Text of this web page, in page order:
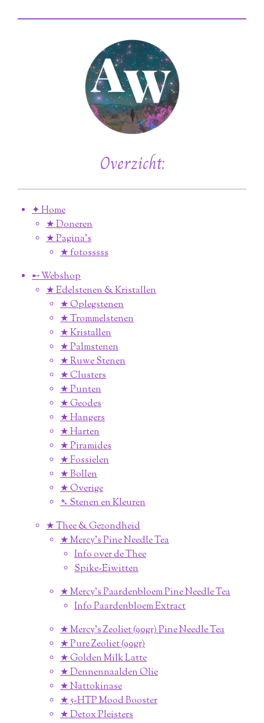
Overzicht:
✦ Home
★ Doneren
★ Pagina’s
★ fotosssss
➸ Webshop
★ Edelstenen & Kristallen
★ Oplegstenen
★ Trommelstenen
★ Kristallen
★ Palmstenen
★ Ruwe Stenen
★ Clusters
★ Punten
★ Geodes
★ Hangers
★ Harten
★ Piramides
★ Fossielen
★ Bollen
★ Overige
➴ Stenen en Kleuren
★ Thee & Gezondheid
★ Mercy's Pine Needle Tea
Info over de Thee
Spike-Eiwitten
★ Mercy's Paardenbloem Pine Needle Tea
Info Paardenbloem Extract
★ Mercy's Zeoliet (90gr) Pine Needle Tea
★ Pure Zeoliet (90gr)
★ Golden Milk Latte
★ Dennennaalden Olie
★ Nattokinase
★ 5-HTP Mood Booster
★ Detox Pleisters